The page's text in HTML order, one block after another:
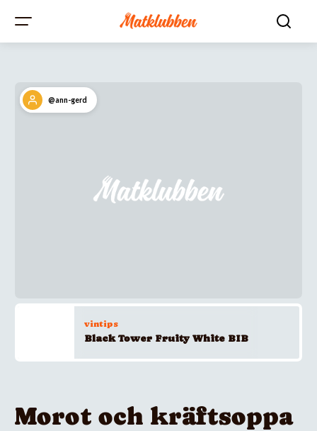
@ann-gerd
vintips
Black Tower Fruity White BIB
Morot och kräftsoppa